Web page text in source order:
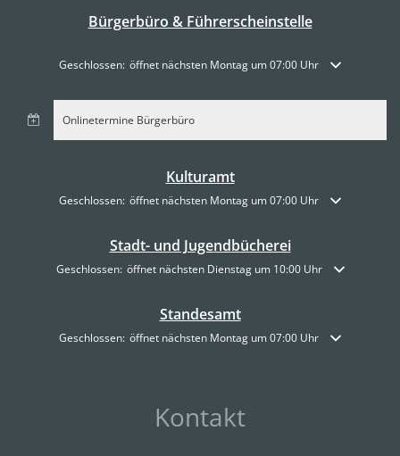
Bürgerbüro & Führerscheinstelle
Klicken, um weitere Öffnungs- oder Schließzeiten auszublenden
Geschlossen: öffnet nächsten Montag um 07:00 Uhr
Onlinetermine Bürgerbüro
Kulturamt
Klicken, um weitere Öffnungs- oder Schließzeiten auszublenden
Geschlossen: öffnet nächsten Montag um 07:00 Uhr
Stadt- und Jugendbücherei
Klicken, um weitere Öffnungs- oder Schließzeiten auszublenden
Geschlossen: öffnet nächsten Dienstag um 10:00 Uhr
Standesamt
Klicken, um weitere Öffnungs- oder Schließzeiten auszublenden
Geschlossen: öffnet nächsten Montag um 07:00 Uhr
Kontakt